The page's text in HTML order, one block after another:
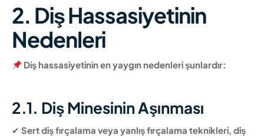
2. Diş Hassasiyetinin
Nedenleri
Diş hassasiyetinin en yaygın nedenleri şunlardır:
2.1. Diş Minesinin Aşınması
✔ Sert diş fırçalama veya yanlış fırçalama teknikleri, diş